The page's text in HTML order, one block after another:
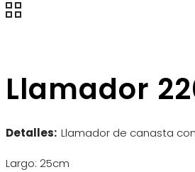
Llamador
Detalles: Llamador de canasta
Largo: 25cm